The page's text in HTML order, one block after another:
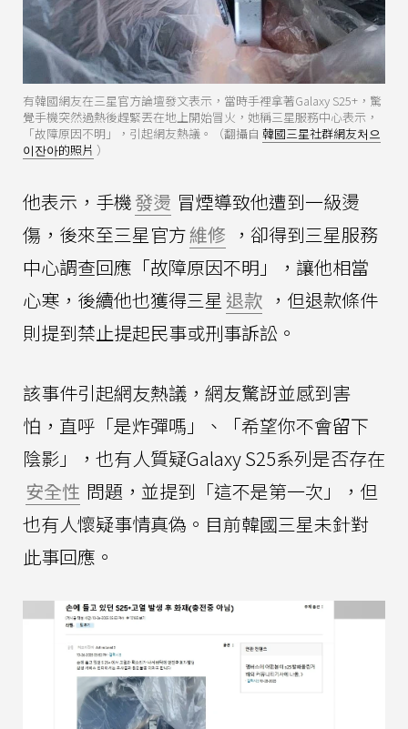
有韓國網友在三星官方論壇發文表示，當時手裡拿著Galaxy S25+，驚
覺手機突然過熱後趕緊丟在地上開始冒火，她稱三星服務中心表示，
「故障原因不明」，引起網友熱議。（翻攝自 韓國三星社群網友처으
이잔아的照片 ）
他表示，手機發燙 冒煙導致他遭到一級燙
傷，後來至三星官方維修 ，卻得到三星服務
中心調查回應「故障原因不明」，讓他相當
心寒，後續他也獲得三星 退款 ，但退款條件
則提到禁止提起民事或刑事訴訟。
該事件引起網友熱議，網友驚訝並感到害
怕，直呼「是炸彈嗎」、「希望你不會留下
陰影」，也有人質疑Galaxy S25系列是否存在
安全性 問題，並提到「這不是第一次」，但
也有人懷疑事情真偽。目前韓國三星未針對
此事回應。